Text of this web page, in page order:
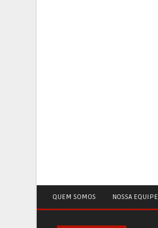
QUEM SOMOS NOSSA EQUIPE